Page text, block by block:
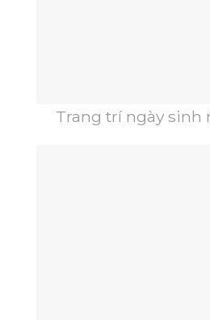
Trang trí ngày sinh